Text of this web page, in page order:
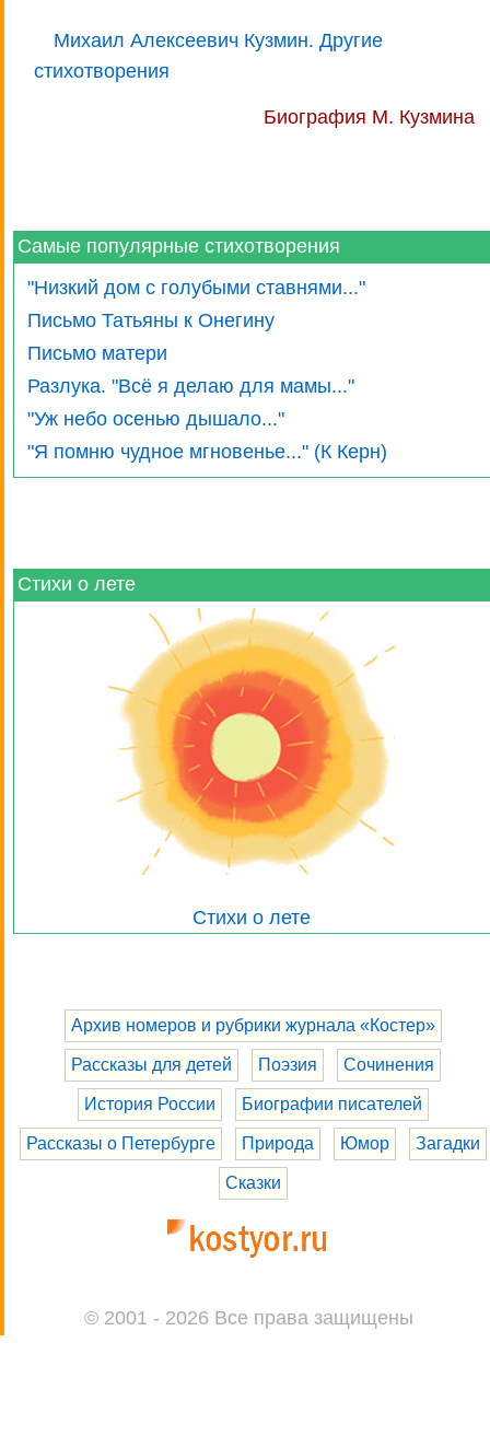
Михаил Алексеевич Кузмин. Другие
стихотворения
Биография М. Кузмина
Самые популярные стихотворения
"Низкий дом с голубыми ставнями..."
Письмо Татьяны к Онегину
Письмо матери
Разлука. "Всё я делаю для мамы..."
"Уж небо осенью дышало..."
"Я помню чудное мгновенье..." (К Керн)
Стихи о лете
Стихи о лете
Архив номеров и рубрики журнала «Костер»
Рассказы для детей Поэзия Сочинения
История России Биографии писателей
Рассказы о Петербурге Природа Юмор Загадки
Сказки
© 2001 - 2026 Все права защищены